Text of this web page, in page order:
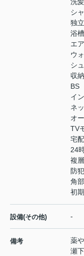
シ
独
浴槽
エ
ウ
シ
収
BS
イ
ネ
オ
TV
宅
24
複
防
角
初
設備(その他) -
備考
薬
瀬